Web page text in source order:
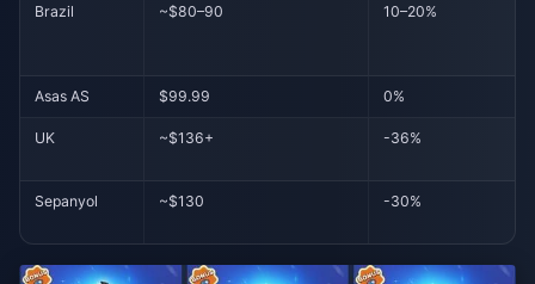
Brazil ~$80–90 10–20%
Asas AS $99.99 0%
UK ~$136+ -36%
Sepanyol ~$130 -30%